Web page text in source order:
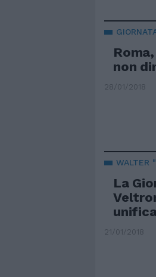
non
28/01/2018
WALTER
La
21/01/2018